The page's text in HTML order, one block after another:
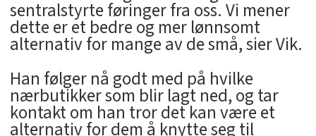
sentralstyrte føringer fra oss. Vi mener
dette er et bedre og mer lønnsomt
alternativ for mange av de små, sier Vik.
Han følger nå godt med på hvilke
nærbutikker som blir lagt ned, og tar
kontakt om han tror det kan være et
alternativ for dem å knytte seg til